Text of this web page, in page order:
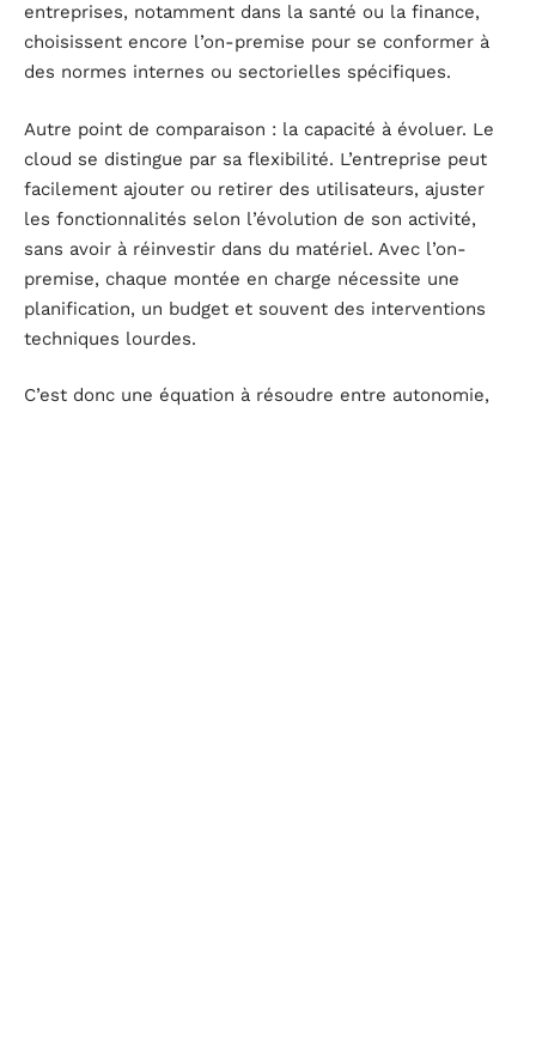
entreprises, notamment dans la santé ou la finance,
choisissent encore l’on-premise pour se conformer à
des normes internes ou sectorielles spécifiques.
Autre point de comparaison : la capacité à évoluer. Le
cloud se distingue par sa flexibilité. L’entreprise peut
facilement ajouter ou retirer des utilisateurs, ajuster
les fonctionnalités selon l’évolution de son activité,
sans avoir à réinvestir dans du matériel. Avec l’on-
premise, chaque montée en charge nécessite une
planification, un budget et souvent des interventions
techniques lourdes.
C’est donc une équation à résoudre entre autonomie,